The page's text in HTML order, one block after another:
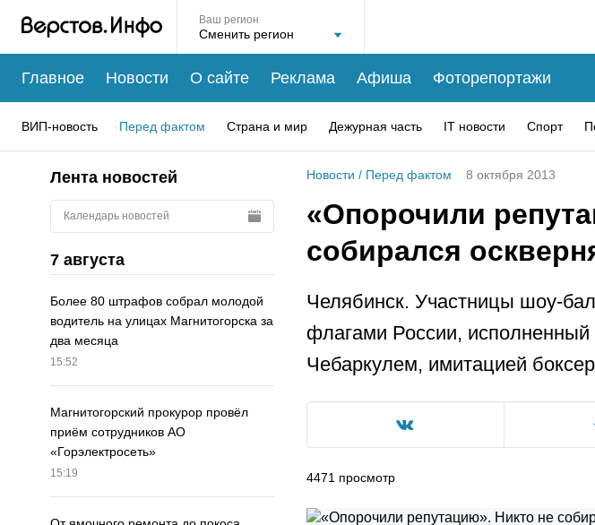
Ваш регион
Главное Новости О сайте Реклама Афиша Фоторепортажи
ВИП-новость Перед фактом Страна и мир Дежурная часть IT новости Спорт
Лента новостей
Календарь новостей
7 августа
Более 80 штрафов собрал молодой
водитель на улицах Магнитогорска за
два месяца
15:52
Магнитогорский прокурор провёл
приём сотрудников АО
«Горэлектросеть»
15:19
Новости / Перед фактом 8 октября 2013
«Опорочили
собирался
Челябинск. Участницы шоу-
флагами России, исполненный
Чебаркулем, имитацией
4471 просмотр